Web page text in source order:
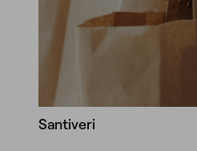
Santiveri